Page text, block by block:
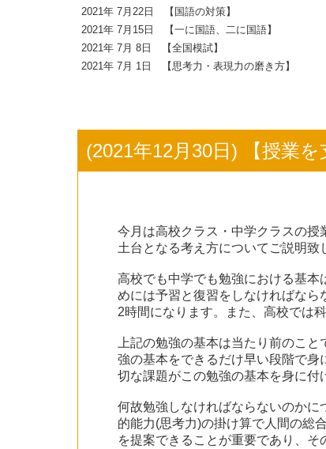
2021年 7月22日 【国語の対策】
2021年 7月15日 【一に国語、二に国語】
2021年 7月 8日 【全国模試】
2021年 7月 1日 【思考力・表現力の磨き方】
(2021年12月30日) 【授業を
今月は高校クラス・中学クラスの授
土台となる考え方についてご説明致
高校でも中学でも勉強における基
めには予習と復習をしなければな
2時間になります。また、高校では
上記の勉強の基本は当たり前のこ
強の基本をできるだけ早い段階で
切な課題がこの勉強の基本を身に付
何故勉強しなければならないのか
的能力(思考力)の掛け算で人間の総
を提案できることが重要であり、